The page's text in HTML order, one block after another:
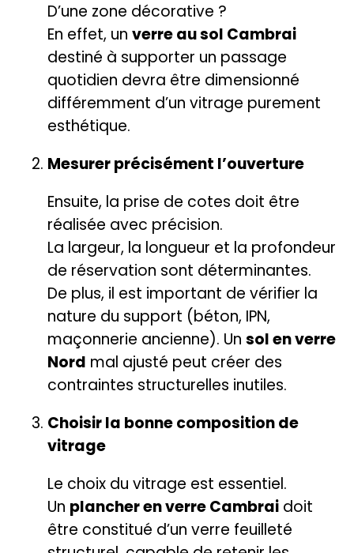
D’une zone décorative ?
En effet, un verre au sol Cambrai
destiné à supporter un passage
quotidien devra être dimensionné
différemment d’un vitrage purement
esthétique.
Mesurer précisément l’ouverture
Ensuite, la prise de cotes doit être
réalisée avec précision.
La largeur, la longueur et la profondeur
de réservation sont déterminantes.
De plus, il est important de vérifier la
nature du support (béton, IPN,
maçonnerie ancienne). Un sol en verre
Nord mal ajusté peut créer des
contraintes structurelles inutiles.
Choisir la bonne composition de
vitrage
Le choix du vitrage est essentiel.
Un plancher en verre Cambrai doit
être constitué d’un verre feuilleté